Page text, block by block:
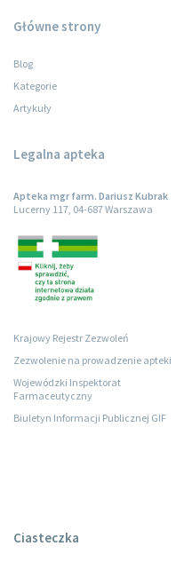
Główne strony
Blog
Kategorie
Artykuły
Legalna apteka
Apteka mgr farm. Dariusz Kubrak
Lucerny 117, 04-687 Warszawa
Krajowy Rejestr Zezwoleń
Zezwolenie na prowadzenie apteki
Wojewódzki Inspektorat
Farmaceutyczny
Biuletyn Informacji Publicznej GIF
Ciasteczka